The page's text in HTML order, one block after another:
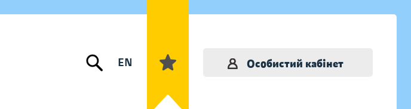
EN Особистий кабінет